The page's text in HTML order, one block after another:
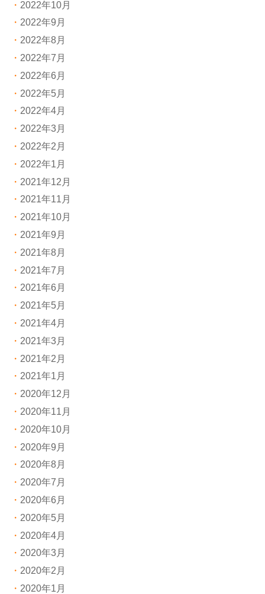
2022年10月
2022年9月
2022年8月
2022年7月
2022年6月
2022年5月
2022年4月
2022年3月
2022年2月
2022年1月
2021年12月
2021年11月
2021年10月
2021年9月
2021年8月
2021年7月
2021年6月
2021年5月
2021年4月
2021年3月
2021年2月
2021年1月
2020年12月
2020年11月
2020年10月
2020年9月
2020年8月
2020年7月
2020年6月
2020年5月
2020年4月
2020年3月
2020年2月
2020年1月